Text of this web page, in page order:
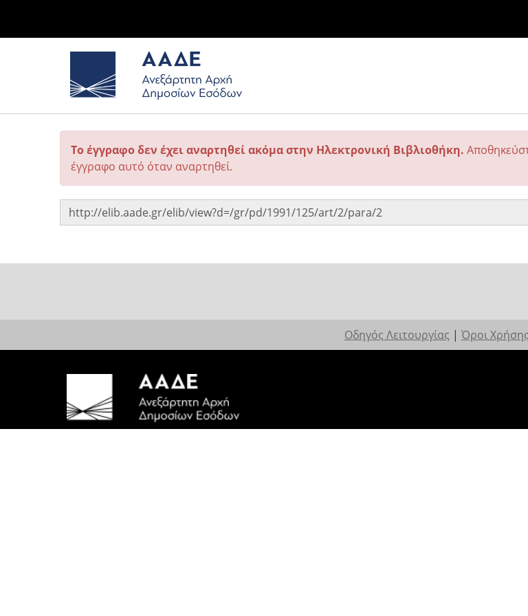
Το έγγραφο δεν έχει αναρτηθεί ακόμα στην Ηλεκτρονική Βιβλιοθήκη.
έγγραφο αυτό όταν αναρτηθεί.
Οδηγός Λειτουργίας | Όροι Χρήσης